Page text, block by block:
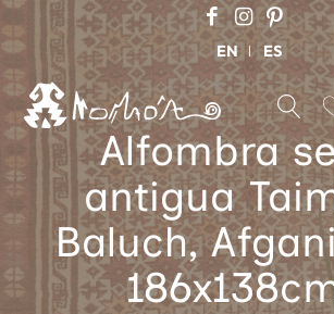
EN ES
Alfombra
antigua
Baluch,